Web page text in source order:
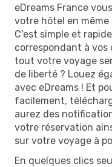
eDreams France
votre hôtel en
C'est simple et
correspondant à
tout votre voyage
de liberté ? Louez
avec eDreams ! Et
facilement,
aurez des
votre réservation
sur votre voyage à
En quelques clics